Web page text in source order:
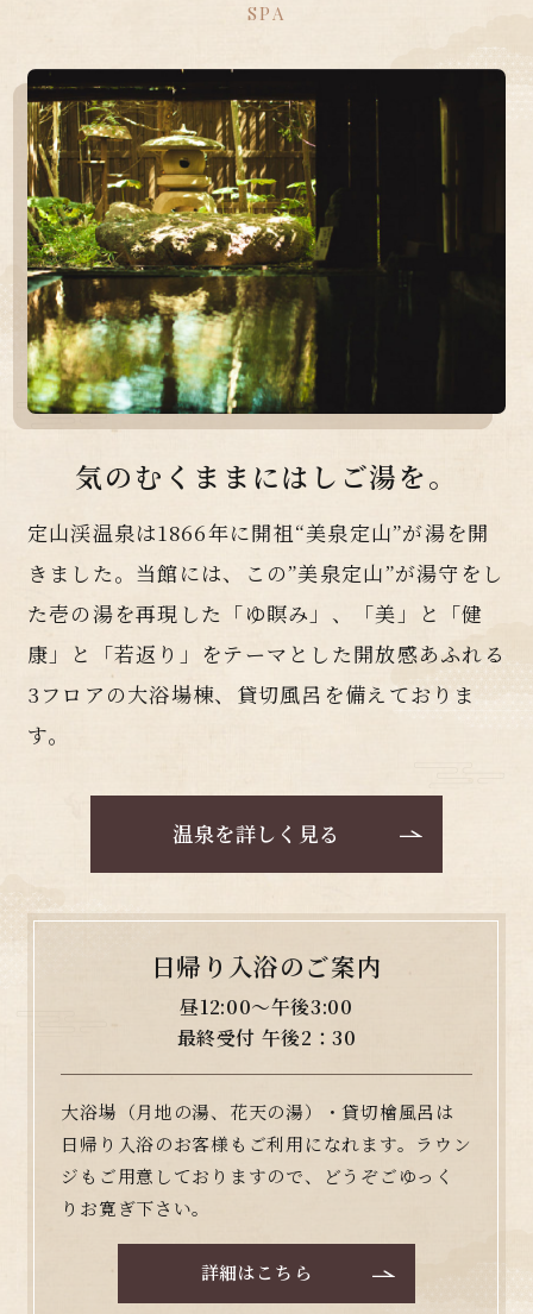
SPA
気のむくままにはしご湯を。
定山渓温泉は1866年に開祖“美泉定山”が湯を開
きました。当館には、この”美泉定山”が湯守をし
た壱の湯を再現した「ゆ瞑み」、「美」と「健
康」と「若返り」をテーマとした開放感あふれる
3フロアの大浴場棟、貸切風呂を備えておりま
す。
温泉を詳しく見る
日帰り入浴のご案内
昼12:00～午後3:00
最終受付 午後2：30
大浴場（月地の湯、花天の湯）・貸切檜風呂は
日帰り入浴のお客様もご利用になれます。ラウン
ジもご用意しておりますので、どうぞごゆっく
りお寛ぎ下さい。
詳細はこちら